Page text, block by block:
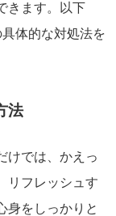
きます。以下
体的な対処法を
法
けでは、かえっ
リフレッシュす
身をしっかりと